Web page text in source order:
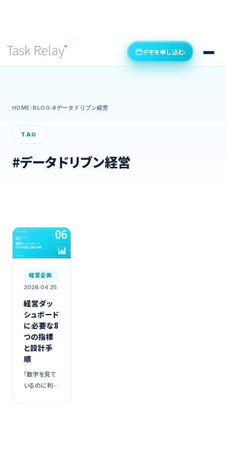
デモを申し込む›
HOME ›BLOG›#データドリブン経営
TAG
#データドリブン経営
経営企画
2026.04.25
経営ダッ
シュボード
に必要な8
つの指標
と設計手
順
「数字を見て
いるのに判断